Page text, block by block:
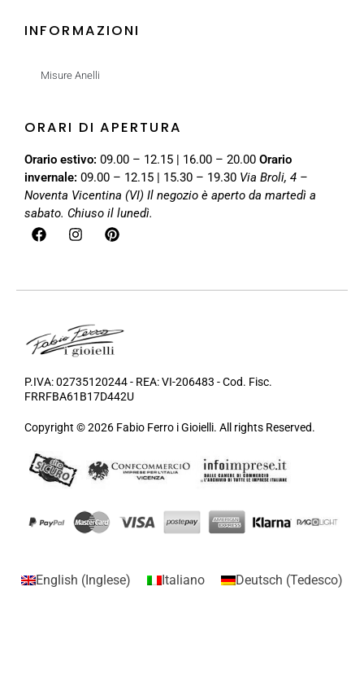
INFORMAZIONI
Misure Anelli
ORARI DI APERTURA
Orario estivo: 09.00 – 12.15 | 16.00 – 20.00 Orario
invernale: 09.00 – 12.15 | 15.30 – 19.30 Via Broli, 4 –
Noventa Vicentina (VI) Il negozio è aperto da martedì a
sabato. Chiuso il lunedì.
P.IVA: 02735120244 - REA: VI-206483 - Cod. Fisc.
FRRFBA61B17D442U
Copyright © 2026 Fabio Ferro i Gioielli. All rights Reserved.
English (Inglese) Italiano Deutsch (Tedesco)